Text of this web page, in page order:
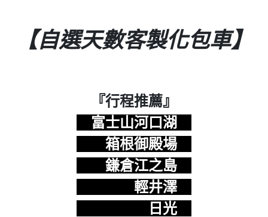
【自選天數客製化包車】
『行程推薦』
富士山河口湖
箱根御殿場
鎌倉江之島
輕井澤
日光